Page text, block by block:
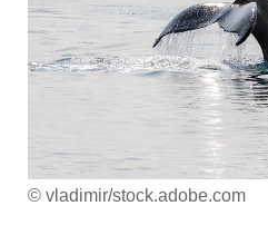
© vladimir/stock.adobe.com